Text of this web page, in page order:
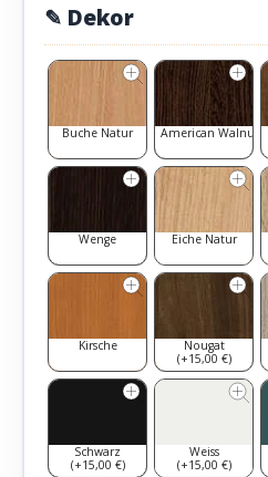
✎ Dekor
Buche Natur American Walnut
Wenge Eiche Natur
Kirsche
Nougat
(+15,00 €)
Schwarz
(+15,00 €)
Weiss
(+15,00 €)